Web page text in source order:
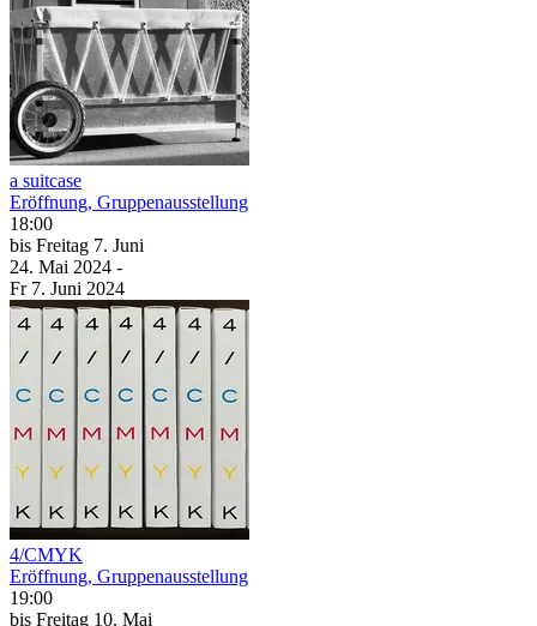
a suitcase
Eröffnung, Gruppenausstellung
18:00
bis Freitag 7. Juni
24. Mai 2024 -
Fr 7. Juni 2024
4/CMYK
Eröffnung, Gruppenausstellung
19:00
bis Freitag 10. Mai